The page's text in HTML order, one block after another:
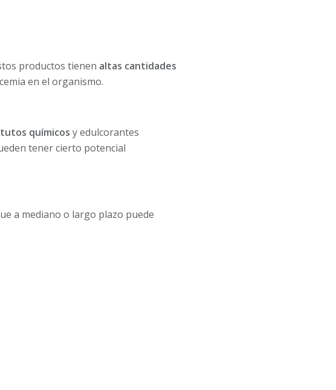
productos tienen altas cantidades
en el organismo.
químicos y edulcorantes
tener cierto potencial
a mediano o largo plazo puede